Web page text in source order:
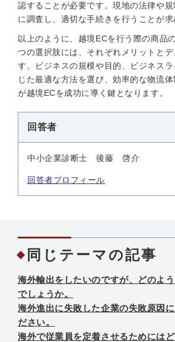
認することが必要です。現地の法律や
に調査し、適切な手続きを行うことが求
以上のように、越境ECを行う際の商品
つの選択肢には、それぞれメリットとデ
す。ビジネスの規模や目的、ビジネス
じた最適な方法を選び、効率的な物流
が越境ECを成功に導く鍵となります。
回答者
中小企業診断士 後藤 啓介
回答者プロフィール
同じテーマの記事
海外輸出をしたいのですが、どのよ
でしょうか。
海外進出に失敗した企業の失敗原因
ださい。
海外で従業員を定着させるためには